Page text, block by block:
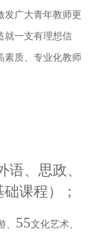
发广大青年教师更
就一支有理想信
素质、专业化教师
、思政、
课程）；
、 55文化艺术、